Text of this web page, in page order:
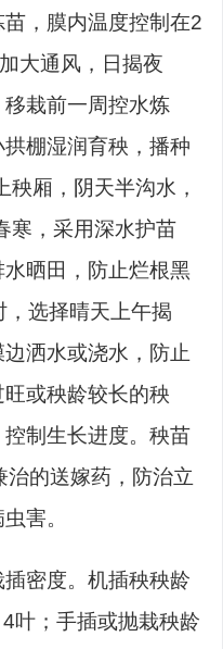
，膜内温度控制在2
大通风，日揭夜
栽前一周控水炼
棚湿润育秧，播种
秧厢，阴天半沟水，
寒，采用深水护苗
水晒田，防止烂根黑
，选择晴天上午揭
洒水或浇水，防止
或秧龄较长的秧
制生长进度。秧苗
治的送嫁药，防治立
害。
密度。机插秧秧龄
4叶；手插或抛栽秧龄